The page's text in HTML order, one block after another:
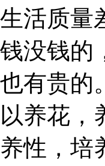
生活质量
钱没钱的
也有贵的
以养花，
养性，培